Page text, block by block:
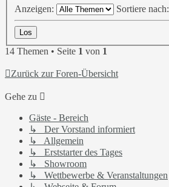
Anzeigen: Sortiere nach:
14 Themen • Seite 1 von 1
Zurück zur Foren-Übersicht
Gehe zu
Gäste - Bereich
↳ Der Vorstand informiert
↳ Allgemein
↳ Erststarter des Tages
↳ Showroom
↳ Wettbewerbe & Veranstaltungen